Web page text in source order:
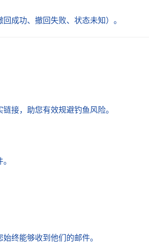
成功、撤回失败、状态未知）。
接，助您有效规避钓鱼风险。
终能够收到他们的邮件。